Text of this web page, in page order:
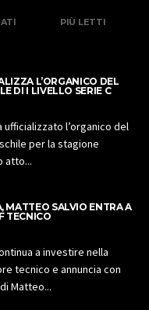
PIÙ LETTI
L’ORGANICO DEL
DI I LIVELLO SERIE C
ufficializzato l’organico del
per la stagione
atto...
MATTEO SALVIO ENTRA A
TECNICO
a investire nella
tecnico e annuncia con
Matteo...